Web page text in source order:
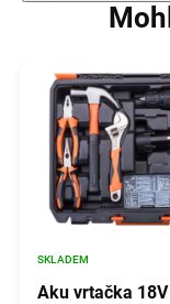
Aku vrtačka
SKLADEM